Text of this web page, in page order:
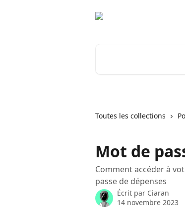
Toutes les collections
Mot de
Comment accéder à
passe de dépenses
Écrit par Ciaran
14 novembre 2023